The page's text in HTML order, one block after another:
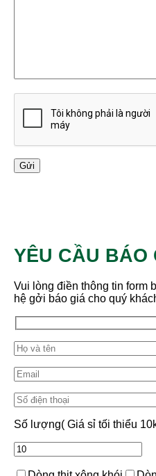
YÊU CẦU BÁO
Vui lòng điền thông tin form
hệ gởi báo giá cho quý
Số lượng( Giá sỉ tối thiểu